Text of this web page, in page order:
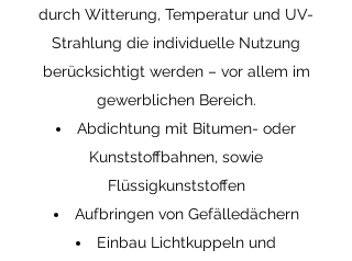
durch Witterung, Temperatur und UV-
Strahlung die individuelle Nutzung
berücksichtigt werden – vor allem im
gewerblichen Bereich.
Abdichtung mit Bitumen- oder
Kunststoffbahnen, sowie
Flüssigkunststoffen
Aufbringen von Gefälledächern
Einbau Lichtkuppeln und